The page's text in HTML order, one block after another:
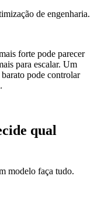
de engenharia.
forte pode parecer
para escalar. Um
pode controlar
qual
modelo faça tudo.